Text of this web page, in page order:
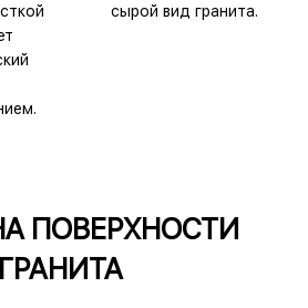
сырой вид гранита.
ПОВЕРХНОСТИ
ГРАНИТА